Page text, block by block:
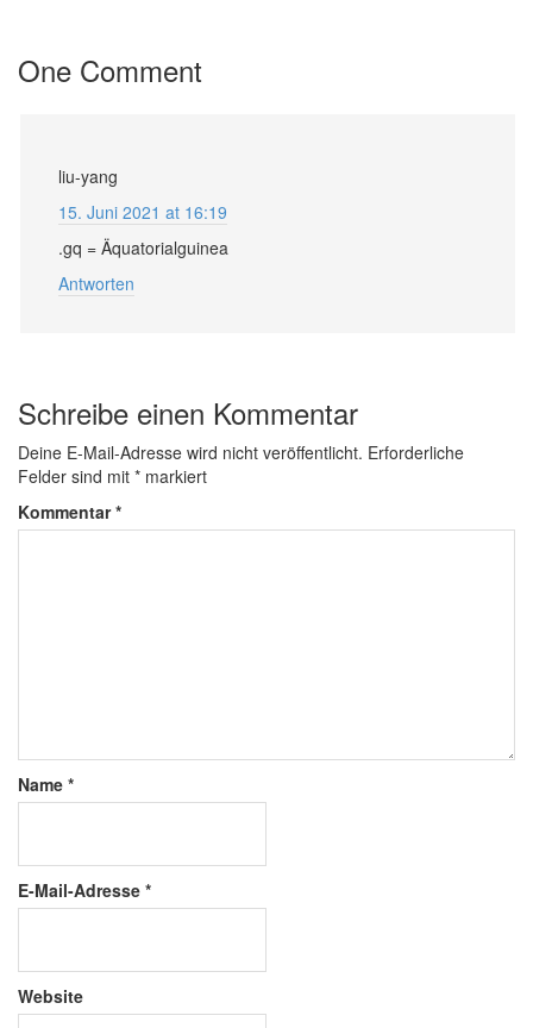
One Comment
liu-yang
15. Juni 2021 at 16:19
.gq = Äquatorialguinea
Antworten
Schreibe einen Kommentar
Deine E-Mail-Adresse wird nicht veröffentlicht. Erforderliche
Felder sind mit * markiert
Kommentar*
Name *
E-Mail-Adresse *
Website